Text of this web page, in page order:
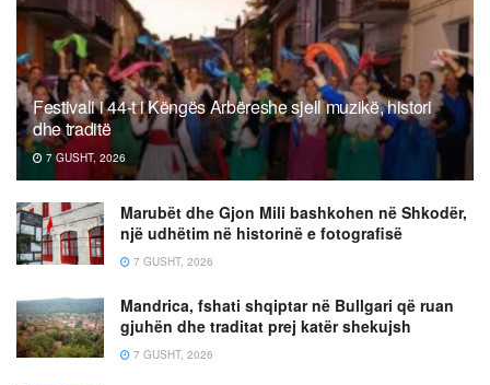
Festivali i 44-t i Këngës Arbëreshe sjell muzikë, histori
dhe traditë
7 GUSHT, 2026
Marubët dhe Gjon Mili bashkohen në Shkodër,
një udhëtim në historinë e fotografisë
7 GUSHT, 2026
Mandrica, fshati shqiptar në Bullgari që ruan
gjuhën dhe traditat prej katër shekujsh
7 GUSHT, 2026